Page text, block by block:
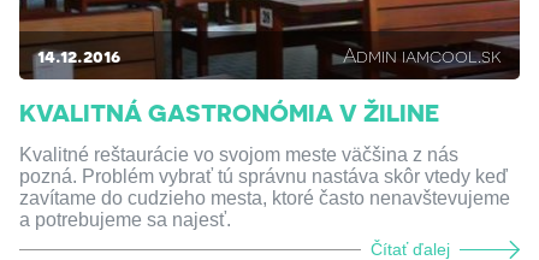
14.12.2016 Admin iamcool.sk
KVALITNÁ GASTRONÓMIA V ŽILINE
Kvalitné reštaurácie vo svojom meste väčšina z nás
pozná. Problém vybrať tú správnu nastáva skôr vtedy keď
zavítame do cudzieho mesta, ktoré často nenavštevujeme
a potrebujeme sa najesť.
Čítať ďalej